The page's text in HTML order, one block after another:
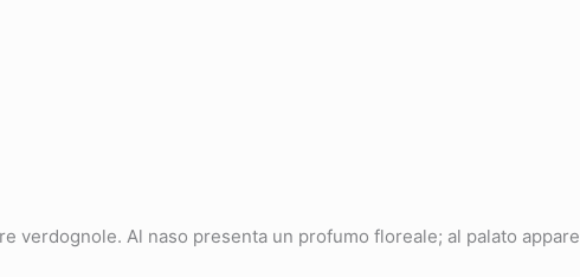
verdognole. Al naso presenta un profumo floreale; al palato appare